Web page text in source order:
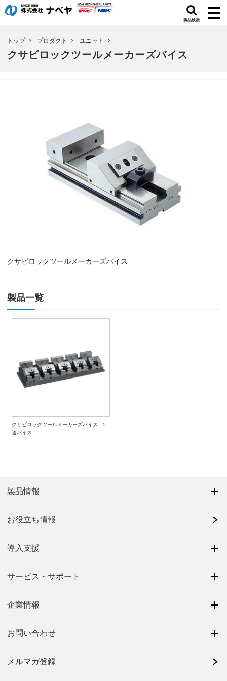
製品検索
トップ プロダクト ユニット
クサビロックツールメーカーズバイス
クサビロックツールメーカーズバイス
製品一覧
クサビロックツールメーカーズバイス 5
連バイス
製品情報
お役立ち情報
導入支援
サービス・サポート
企業情報
お問い合わせ
メルマガ登録